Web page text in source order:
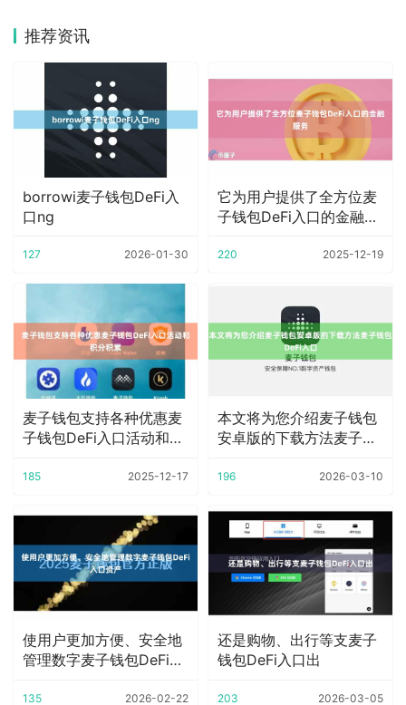
推荐资讯
borrowi麦子钱包DeFi入
口ng
127 2026-01-30
它为用户提供了全方位麦
子钱包DeFi入口的金融服
220 2025-12-19
麦子钱包支持各种优惠麦
子钱包DeFi入口活动和积
185 2025-12-17
本文将为您介绍麦子钱包
安卓版的下载方法麦子钱
196 2026-03-10
使用户更加方便、安全地
管理数字麦子钱包DeFi入
135 2026-02-22
还是购物、出行等支麦子
钱包DeFi入口出
203 2026-03-05